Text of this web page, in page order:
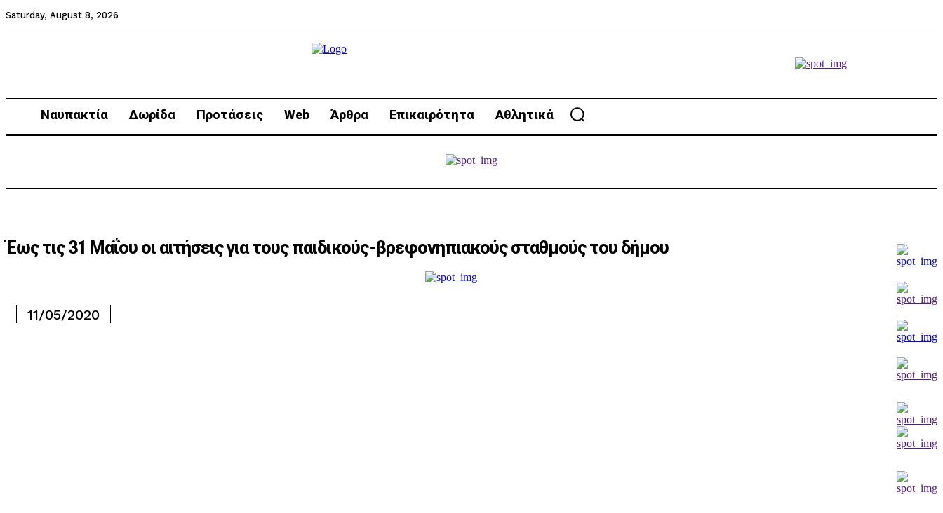
Saturday, August 8, 2026
Ναυπακτία Δωρίδα Προτάσεις Web Άρθρα Επικαιρότητα Αθλητικά
Έως τις 31 Μαΐου οι αιτήσεις για τους παιδικούς-βρεφονηπιακούς σταθμούς του δήμου
11/05/2020